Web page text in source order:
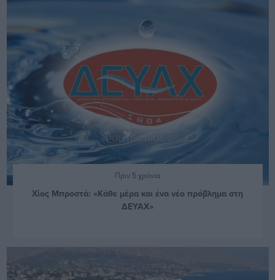
Πριν 5 χρόνια
Χίος Μπροστά: «Κάθε μέρα και ένα νέο πρόβλημα στη
ΔΕΥΑΧ»